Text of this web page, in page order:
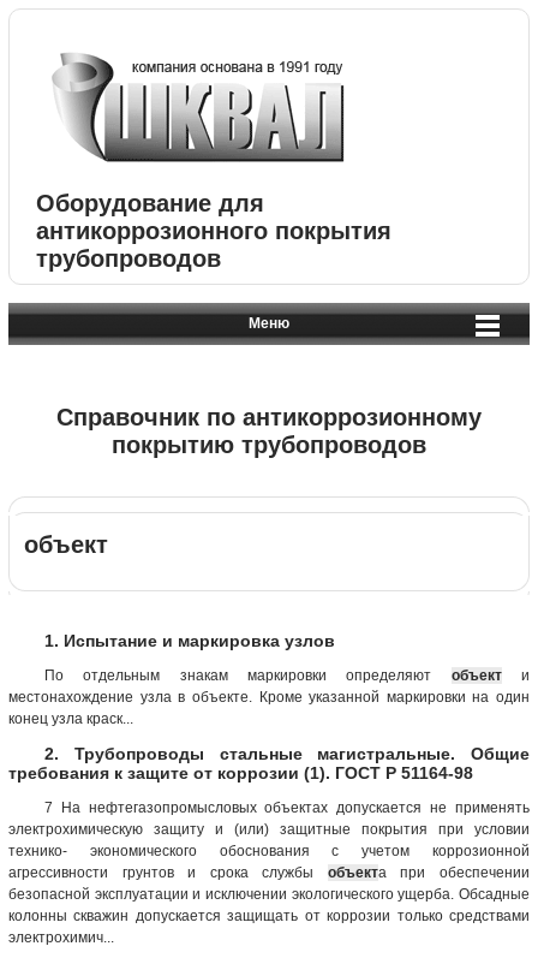
Оборудование для
антикоррозионного покрытия
трубопроводов
Меню
Справочник по антикоррозионному
покрытию трубопроводов
объект
1. Испытание и маркировка узлов
По отдельным знакам маркировки определяют объекти
местонахождение узла в объекте. Кроме указанной маркировки на один
конец узла краск...
2. Трубопроводы стальные магистральные. Общие
требования к защите от коррозии (1). ГОСТ Р 51164-98
7 На нефтегазопромысловых объектах допускается не применять
электрохимическую защиту и (или) защитные покрытия при условии
технико- экономического обоснования с учетом коррозионной
агрессивности грунтов и срока службы объекта при обеспечении
безопасной эксплуатации и исключении экологического ущерба. Обсадные
колонны скважин допускается защищать от коррозии только средствами
электрохимич...